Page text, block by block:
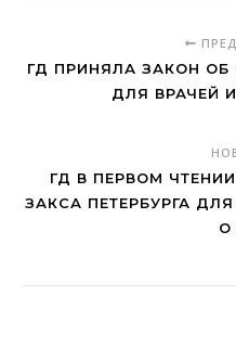
ГД ПРИНЯЛА ЗАКОН ОБ
ДЛЯ ВРАЧЕЙ
ГД В ПЕРВОМ
ЗАКСА ПЕТЕРБУРГА
О